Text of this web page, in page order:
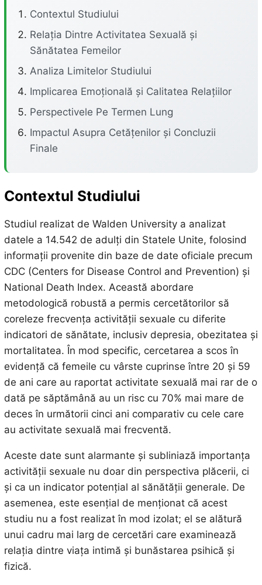
Contextul Studiului
Relația Dintre Activitatea Sexuală și
Sănătatea Femeilor
Analiza Limitelor Studiului
Implicarea Emoțională și Calitatea Relațiilor
Perspectivele Pe Termen Lung
Impactul Asupra Cetățenilor și Concluzii
Finale
Contextul Studiului
Studiul realizat de Walden University a analizat
datele a 14.542 de adulți din Statele Unite, folosind
informații provenite din baze de date oficiale precum
CDC (Centers for Disease Control and Prevention) și
National Death Index. Această abordare
metodologică robustă a permis cercetătorilor să
coreleze frecvența activității sexuale cu diferite
indicatori de sănătate, inclusiv depresia, obezitatea și
mortalitatea. În mod specific, cercetarea a scos în
evidență că femeile cu vârste cuprinse între 20 și 59
de ani care au raportat activitate sexuală mai rar de o
dată pe săptămână au un risc cu 70% mai mare de
deces în următorii cinci ani comparativ cu cele care
au activitate sexuală mai frecventă.
Aceste date sunt alarmante și subliniază importanța
activității sexuale nu doar din perspectiva plăcerii, ci
și ca un indicator potențial al sănătății generale. De
asemenea, este esențial de menționat că acest
studiu nu a fost realizat în mod izolat; el se alătură
unui cadru mai larg de cercetări care examinează
relația dintre viața intimă și bunăstarea psihică și
fizică.